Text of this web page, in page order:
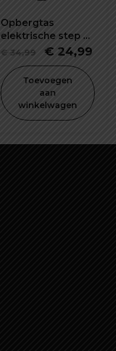
Opbergtas
elektrische step E-
bike 5L waterdicht
€34,99
prijs
was:
€ 34,99.
€ 24,99
is:
€
Toevoegen
aan
winkelwagen